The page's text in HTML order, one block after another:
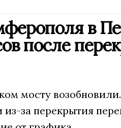
в
после
мосту возобновили.
за перекрытия